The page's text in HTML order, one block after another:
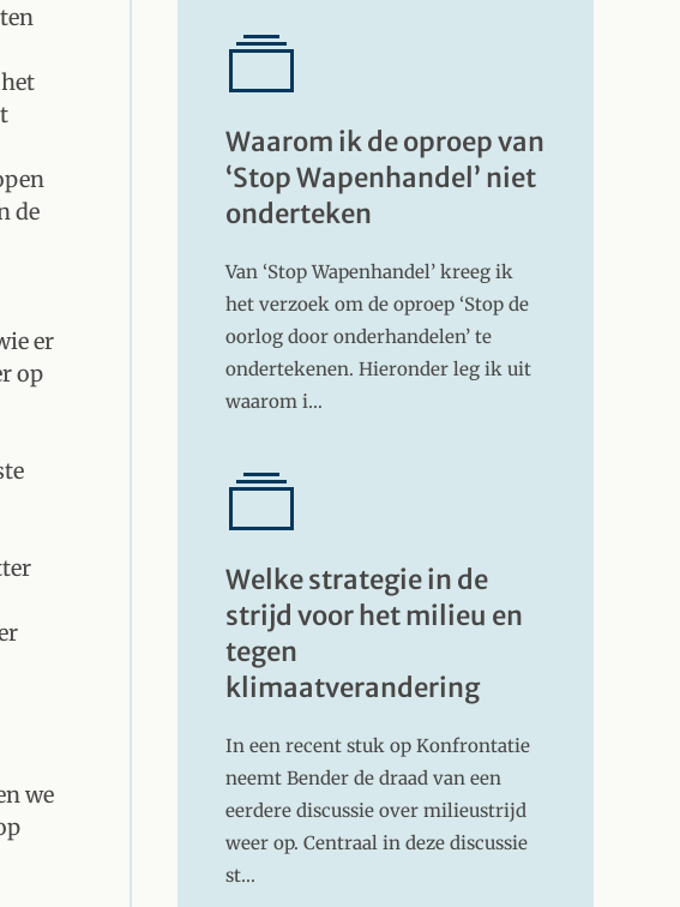
de
er
op
we
Waarom ik de oproep van
‘Stop Wapenhandel’ niet
onderteken
Van ‘Stop Wapenhandel’ kreeg ik
het verzoek om de oproep ‘Stop de
oorlog door onderhandelen’ te
ondertekenen. Hieronder leg ik uit
waarom i…
Welke strategie in de
strijd voor het milieu en
tegen
klimaatverandering
In een recent stuk op Konfrontatie
neemt Bender de draad van een
eerdere discussie over milieustrijd
weer op. Centraal in deze discussie
st…